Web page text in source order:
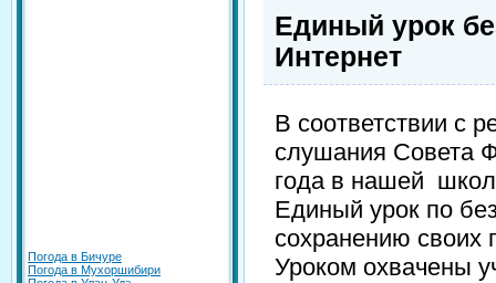
Погода в Бичуре
Погода в Мухоршибири
Единый урок
Интернет
В соответствии с
слушания Совета
года в нашей
Единый урок по
сохранению
Уроком охвачены